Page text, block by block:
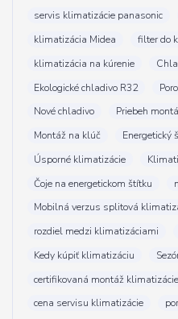
servis klimatizácie panasonic
klimatizácia Midea
filter do
klimatizácia na kúrenie
Ekologické chladivo R32
Nové chladivo
Priebeh
Montáž na klúč
Energetický
Úsporné klimatizácie
Čoje na energetickom štítku
Mobilná verzus splitová
rozdiel medzi klimatizáciami
Kedy kúpiť klimatizáciu
certifikovaná montáž klimatizácie
cena servisu klimatizácie